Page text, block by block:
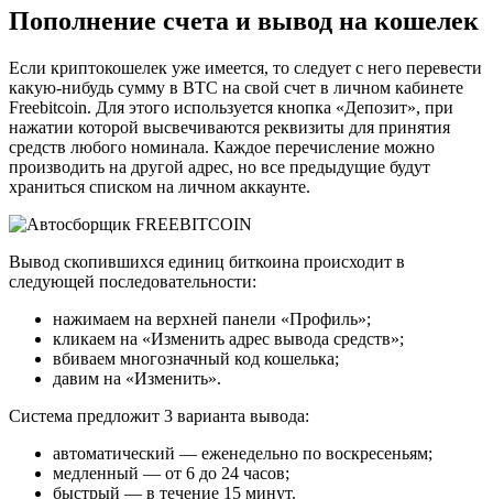
Пополнение счета и вывод на кошелек
Если криптокошелек уже имеется, то следует с него перевести
какую-нибудь сумму в BTC на свой счет в личном кабинете
Freebitcoin. Для этого используется кнопка «Депозит», при
нажатии которой высвечиваются реквизиты для принятия
средств любого номинала. Каждое перечисление можно
производить на другой адрес, но все предыдущие будут
храниться списком на личном аккаунте.
Вывод скопившихся единиц биткоина происходит в
следующей последовательности:
нажимаем на верхней панели «Профиль»;
кликаем на «Изменить адрес вывода средств»;
вбиваем многозначный код кошелька;
давим на «Изменить».
Система предложит 3 варианта вывода:
автоматический — еженедельно по воскресеньям;
медленный — от 6 до 24 часов;
быстрый — в течение 15 минут.